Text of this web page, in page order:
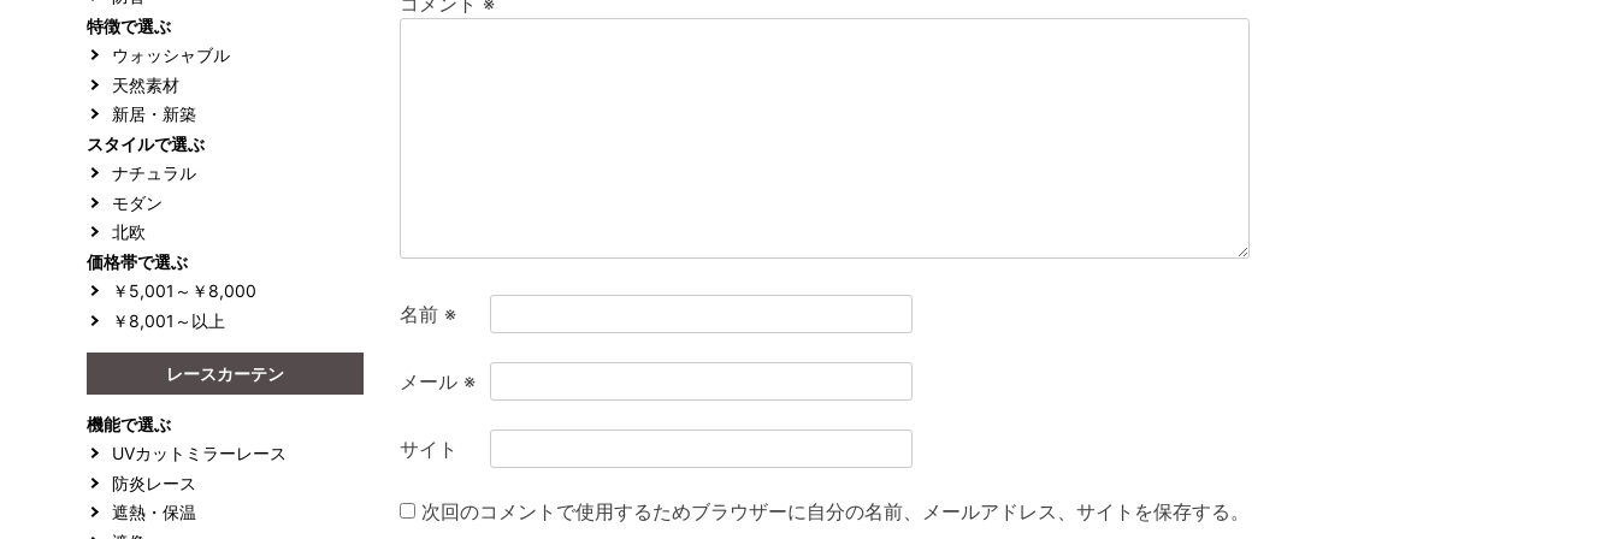
名前 ※
メール ※
サイト
次回のコメントで使用するためブラウザーに自分の名前、メールアドレス、サイトを保存する。
特徴で選ぶ
ウォッシャブル
天然素材
新居・新築
スタイルで選ぶ
ナチュラル
モダン
北欧
価格帯で選ぶ
￥5,001～￥8,000
￥8,001～以上
レースカーテン
機能で選ぶ
UVカットミラーレース
防炎レース
遮熱・保温